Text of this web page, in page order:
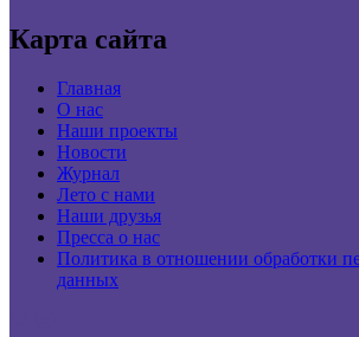
Карта сайта
Главная
О нас
Наши проекты
Новости
Журнал
Лето с нами
Наши друзья
Пресса о нас
Политика в отношении обработки
данных